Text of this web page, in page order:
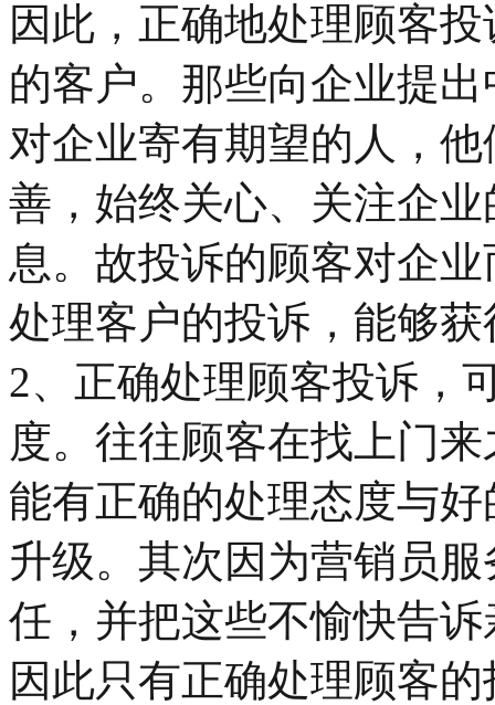
因此，正确地处理顾客
的客户。那些向企业提
对企业寄有期望的人，
善，始终关心、关注企
息。故投诉的顾客对企
处理客户的投诉，能够
2、正确处理顾客投诉，
度。往往顾客在找上门
能有正确的处理态度与
升级。其次因为营销员
任，并把这些不愉快告
因此只有正确处理顾客